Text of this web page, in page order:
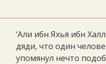
‘Али ибн Яхья ибн
дяди, что один
упомянул нечто